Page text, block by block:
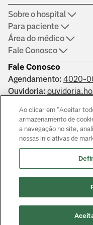
Fale Conosco
Agendamento: 4020-
Ouvidoria:
Saber mais
Sobre o hospital
Para paciente
Área do médico
Fale Conosco
Responsáveis técnicos:
135237
Ao clicar em "Aceitar
armazenamento de
a navegação no site,
nossas iniciativas de